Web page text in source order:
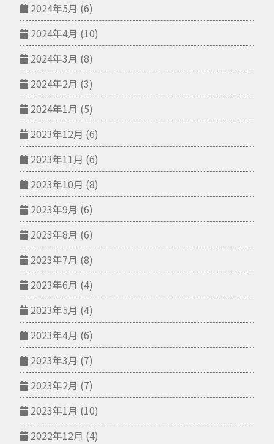
2024年5月 (6)
2024年4月 (10)
2024年3月 (8)
2024年2月 (3)
2024年1月 (5)
2023年12月 (6)
2023年11月 (6)
2023年10月 (8)
2023年9月 (6)
2023年8月 (6)
2023年7月 (8)
2023年6月 (4)
2023年5月 (4)
2023年4月 (6)
2023年3月 (7)
2023年2月 (7)
2023年1月 (10)
2022年12月 (4)